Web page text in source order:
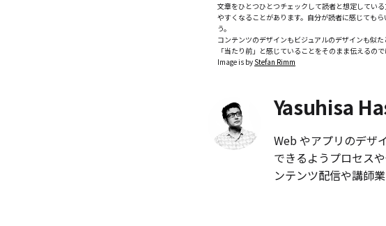
文章をひとつひとつチェックして読者と想定してい
やすくなることがあります。自分が読者に感じても
う。
コンテンツのデザインもビジュアルのデザインも似
「当たり前」と感じていることをそのまま伝えるの
Image is by Stefan Rimm
Yasuhisa
Web やアプリのデザ
できるようプロセス
ンテンツ配信や講師業